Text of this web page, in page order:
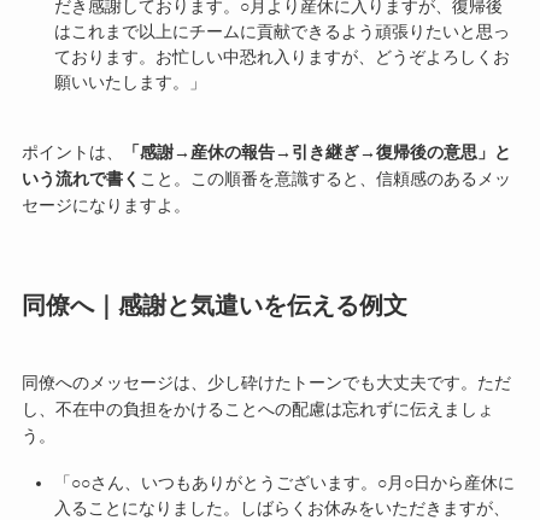
だき感謝しております。○月より産休に入りますが、復帰後
はこれまで以上にチームに貢献できるよう頑張りたいと思っ
ております。お忙しい中恐れ入りますが、どうぞよろしくお
願いいたします。」
ポイントは、
「感謝→産休の報告→引き継ぎ→復帰後の意思」と
いう流れで書く こと。この順番を意識すると、信頼感のあるメッ
セージになりますよ。
同僚へ｜感謝と気遣いを伝える例文
同僚へのメッセージは、少し砕けたトーンでも大丈夫です。ただ
し、不在中の負担をかけることへの配慮は忘れずに伝えましょ
う。
「○○さん、いつもありがとうございます。○月○日から産休に
入ることになりました。しばらくお休みをいただきますが、